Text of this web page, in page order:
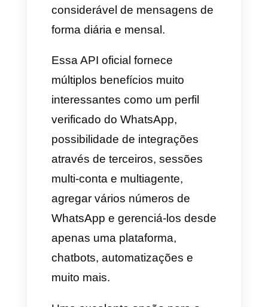
O WhatsApp Business
milhões de empresas no
mundo para se comunicar com
seus clientes, esse app oferece
funcionalidades empresariais
simples e fáceis de configurar
que ajudarão ao seu negócio
ter uma melhor gestão e
comunicação com seus
clientes.